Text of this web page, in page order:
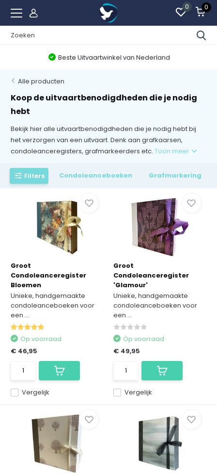
0 0
Beste Uitvaartwinkel van Nederland
Alle producten
Koop de uitvaartbenodigdheden die je nodig
hebt
Bekijk hier alle uitvaartbenodigdheden die je nodig hebt bij
het verzorgen van een uitvaart. Denk aan grafkaarsen,
condoleanceregisters, grafmarkeerders etc.Toon meer
Filters Condoleanceboeken Grafmarkering
Groot
Condoleanceregister
Bloemen
Unieke, handgemaakte
condoleanceboeken voor
een ...
Vergelijk
Op voorraad
€ 46,95
Groot
Condoleanceregister
'Glamour'
Unieke, handgemaakte
condoleanceboeken voor
een ...
Vergelijk
Op voorraad
€ 49,95